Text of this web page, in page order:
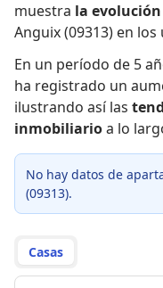
muestra la evolución
Anguix (09313) en
En un período de 5
ha registrado un
ilustrando así las
inmobiliarioa lo
No hay datos de
(09313).
Casas